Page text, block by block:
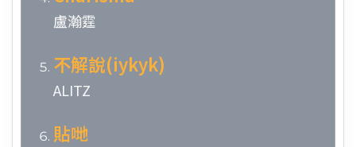
盧瀚霆
不解說(iykyk)
ALITZ
貼哋